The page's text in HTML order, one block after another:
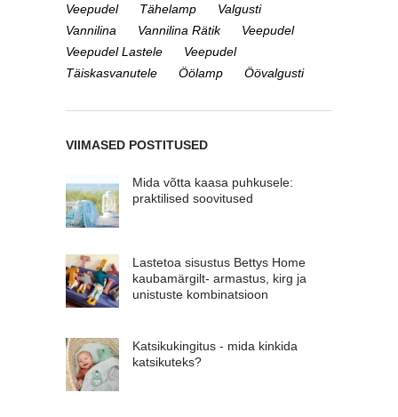
Veepudel
Tähelamp
Valgusti
Vannilina
Vannilina Rätik
Veepudel
Veepudel Lastele
Veepudel
Täiskasvanutele
Öölamp Öövalgusti
VIIMASED POSTITUSED
Mida võtta kaasa puhkusele:
praktilised soovitused
Lastetoa sisustus Bettys Home
kaubamärgilt- armastus, kirg ja
unistuste kombinatsioon
Katsikukingitus - mida kinkida
katsikuteks?